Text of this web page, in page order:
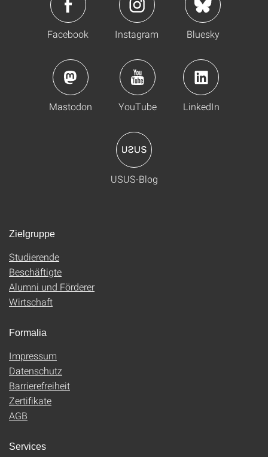
Facebook Instagram Bluesky
Mastodon YouTube LinkedIn
USUS-Blog
Zielgruppe
Studierende
Beschäftigte
Alumni und Förderer
Wirtschaft
Formalia
Impressum
Datenschutz
Barrierefreiheit
Zertifikate
AGB
Services